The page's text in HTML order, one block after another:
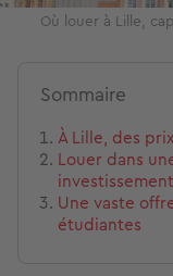
Où louer à Lille,
Sommaire
À Lille, des
Louer dans
Une vaste
étudiantes